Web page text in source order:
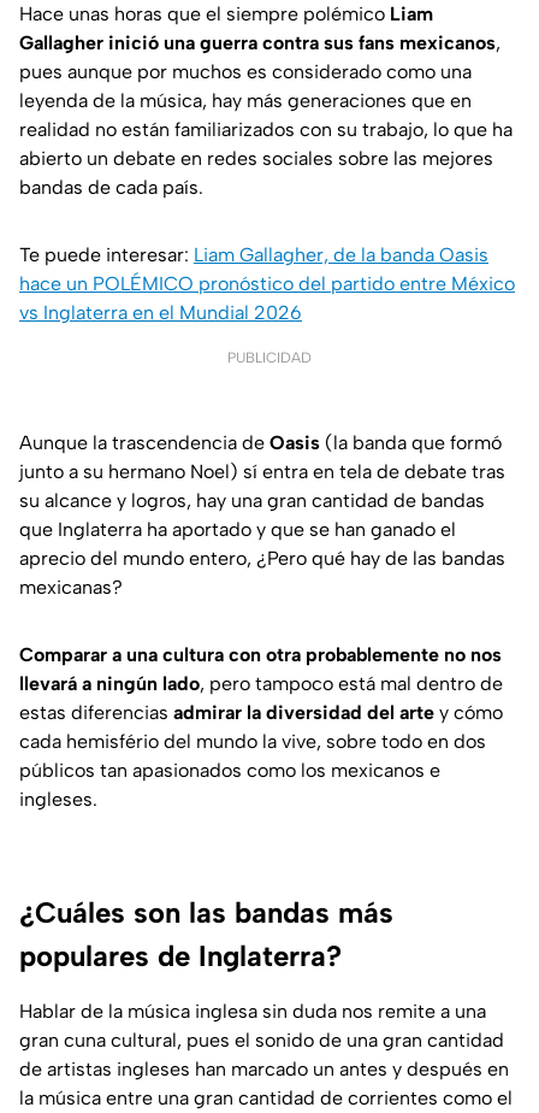
Hace unas horas que el siempre polémico Liam
Gallagher inició una guerra contra sus fans mexicanos,
pues aunque por muchos es considerado como una
leyenda de la música, hay más generaciones que en
realidad no están familiarizados con su trabajo, lo que ha
abierto un debate en redes sociales sobre las mejores
bandas de cada país.
Te puede interesar: Liam Gallagher, de la banda Oasis
hace un POLÉMICO pronóstico del partido entre México
vs Inglaterra en el Mundial 2026
PUBLICIDAD
Aunque la trascendencia de Oasis (la banda que formó
junto a su hermano Noel) sí entra en tela de debate tras
su alcance y logros, hay una gran cantidad de bandas
que Inglaterra ha aportado y que se han ganado el
aprecio del mundo entero, ¿Pero qué hay de las bandas
mexicanas?
Comparar a una cultura con otra probablemente no nos
llevará a ningún lado, pero tampoco está mal dentro de
estas diferencias admirar la diversidad del arte y cómo
cada hemisfério del mundo la vive, sobre todo en dos
públicos tan apasionados como los mexicanos e
ingleses.
¿Cuáles son las bandas más
populares de Inglaterra?
Hablar de la música inglesa sin duda nos remite a una
gran cuna cultural, pues el sonido de una gran cantidad
de artistas ingleses han marcado un antes y después en
la música entre una gran cantidad de corrientes como el